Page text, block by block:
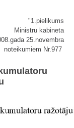
"1.pielikums
Ministru kabineta
25.novembra
noteikumiem Nr.977